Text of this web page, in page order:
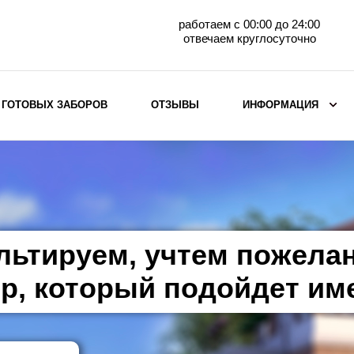
работаем с 00:00 до 24:00
отвечаем круглосуточно
горизонтального
Металлические заборы для дачи
Забор жалюзи с кирпичными столбами
Металлические заборы
Металлические ограждения
ГОТОВЫХ ЗАБОРОВ ОТЗЫВЫ ИНФОРМАЦИЯ
учтем
который подойдет